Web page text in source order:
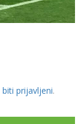
biti prijavljeni.